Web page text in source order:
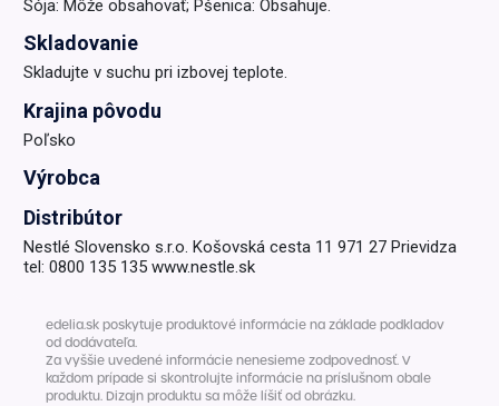
Sója: Môže obsahovať; Pšenica: Obsahuje.
Skladovanie
Skladujte v suchu pri izbovej teplote.
Krajina pôvodu
Poľsko
Výrobca
Distribútor
Nestlé Slovensko s.r.o. Košovská cesta 11 971 27 Prievidza
tel: 0800 135 135 www.nestle.sk
edelia.sk poskytuje produktové informácie na základe podkladov
od dodávateľa.
Za vyššie uvedené informácie nenesieme zodpovednosť. V
každom prípade si skontrolujte informácie na príslušnom obale
produktu. Dizajn produktu sa môže líšiť od obrázku.